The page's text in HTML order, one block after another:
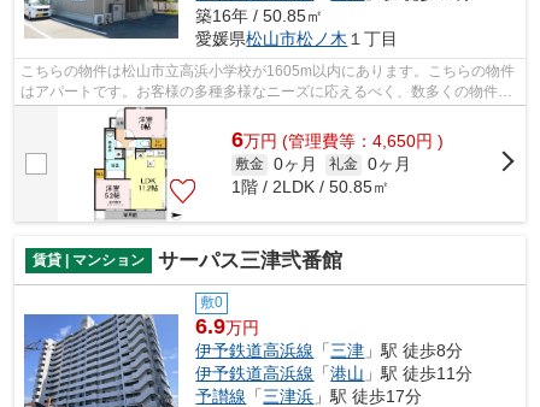
築16年 / 50.85㎡
愛媛県松山市松ノ木 １丁目
こちらの物件は松山市立高浜小学校が1605m以内にあります。こちらの物件
はアパートです。お客様の多種多様なニーズに応えるべく、数多くの物件を
ご用意してお待ちしております。どうぞ...
6万円 (管理費等：4,650円 )
敷金 0ヶ月 礼金 0ヶ月
1階 / 2LDK / 50.85㎡
賃貸 | マンション サーパス三津弐番館
敷0
6.9万円
伊予鉄道高浜線 「三津 」駅 徒歩8分
伊予鉄道高浜線 「港山 」駅 徒歩11分
予讃線 「三津浜 」駅 徒歩17分